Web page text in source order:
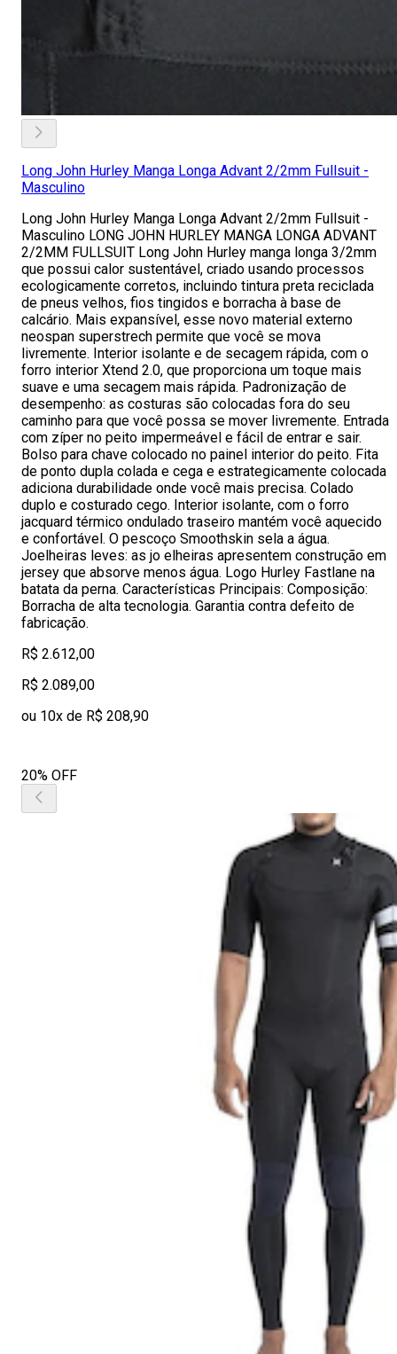
Long John Hurley Manga Longa Advant 2/2mm Fullsuit -
Masculino
Long John Hurley Manga Longa Advant 2/2mm Fullsuit -
Masculino LONG JOHN HURLEY MANGA LONGA ADVANT
2/2MM FULLSUIT Long John Hurley manga longa 3/2mm
que possui calor sustentável, criado usando processos
ecologicamente corretos, incluindo tintura preta reciclada
de pneus velhos, fios tingidos e borracha à base de
calcário. Mais expansível, esse novo material externo
neospan superstrech permite que você se mova
livremente. Interior isolante e de secagem rápida, com o
forro interior Xtend 2.0, que proporciona um toque mais
suave e uma secagem mais rápida. Padronização de
desempenho: as costuras são colocadas fora do seu
caminho para que você possa se mover livremente. Entrada
com zíper no peito impermeável e fácil de entrar e sair.
Bolso para chave colocado no painel interior do peito. Fita
de ponto dupla colada e cega e estrategicamente colocada
adiciona durabilidade onde você mais precisa. Colado
duplo e costurado cego. Interior isolante, com o forro
jacquard térmico ondulado traseiro mantém você aquecido
e confortável. O pescoço Smoothskin sela a água.
Joelheiras leves: as jo elheiras apresentem construção em
jersey que absorve menos água. Logo Hurley Fastlane na
batata da perna. Características Principais: Composição:
Borracha de alta tecnologia. Garantia contra defeito de
fabricação.
R$ 2.612,00
R$ 2.089,00
ou 10x de R$ 208,90
20% OFF